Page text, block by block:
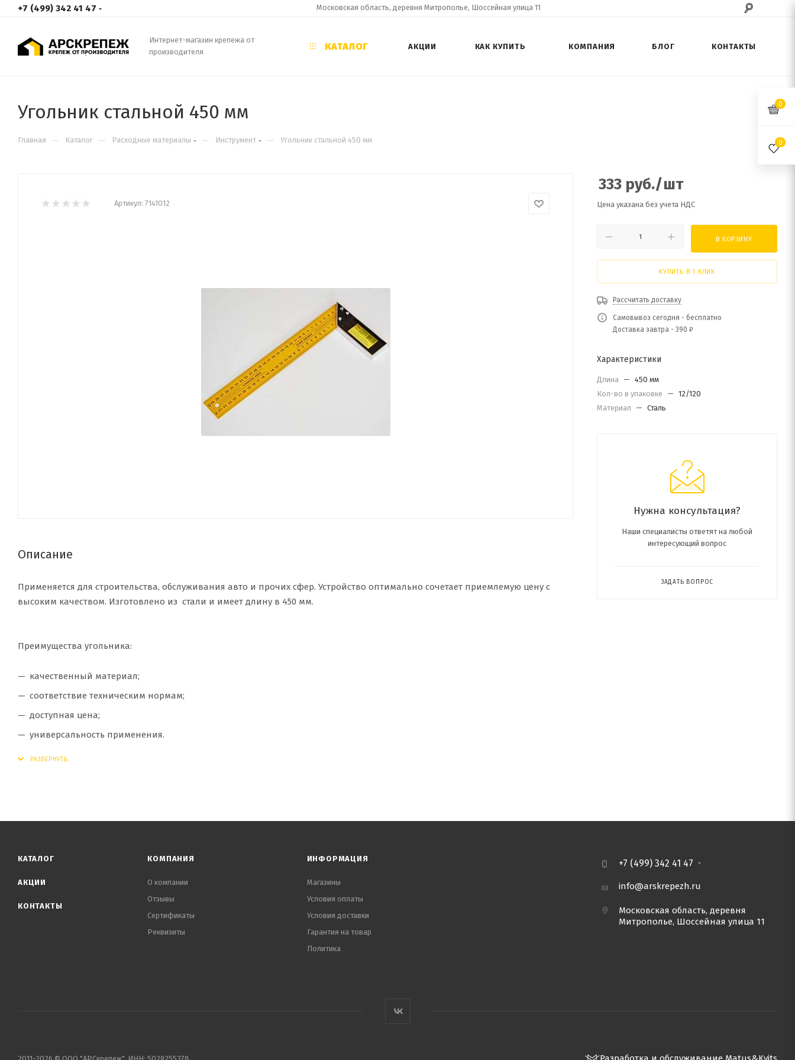
+7 (499) 342 41 47 Московская область, деревня Митрополье, Шоссейная улица 11
Интернет-магазин крепежа от
производителя
КАТАЛОГ АКЦИИ КАК КУПИТЬ КОМПАНИЯ БЛОГ КОНТАКТЫ
Угольник стальной 450 мм
Главная — Каталог — Расходные материалы — Инструмент — Угольник стальной 450 мм
Артикул: 7141012
Описание
Применяется для строительства, обслуживания авто и прочих сфер. Устройство оптимально сочетает приемлемую цену с
высоким качеством. Изготовлено из стали и имеет длину в 450 мм.
Преимущества угольника:
качественный материал;
соответствие техническим нормам;
доступная цена;
универсальность применения.
333 руб./шт
Цена указана без учета НДС
В КОРЗИНУ
КУПИТЬ В 1 КЛИК
Рассчитать доставку
Самовывоз сегодня - бесплатно
Доставка завтра - 390 ₽
Характеристики
Длина — 450 мм
Кол-во в упаковке
— 12/120
Материал
— Сталь
Нужна консультация?
Наши специалисты ответят на любой
интересующий вопрос
ЗАДАТЬ ВОПРОС
КАТАЛОГ
АКЦИИ
КОНТАКТЫ
КОМПАНИЯ
О компании
Отзывы
Сертификаты
Реквизиты
ИНФОРМАЦИЯ
Магазины
Условия оплаты
Условия доставки
Гарантия на товар
Политика
+7 (499) 342 41 47
info@arskrepezh.ru
Московская область, деревня
Митрополье, Шоссейная улица 11
2011-2026 © ООО "АРСкрепеж", ИНН: 5029255378
0
0